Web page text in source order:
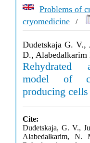
Problems of
cryomedicine /
Dudetskaja G. V.,
D., Alabedalkarim
Rehydrated
model of
producing cells
Cite:
Dudetskaja, G. V.,
Alabedalkarim, N.